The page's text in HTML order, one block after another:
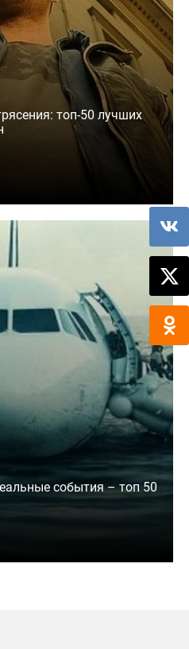
топ-50 лучших
события – топ 50